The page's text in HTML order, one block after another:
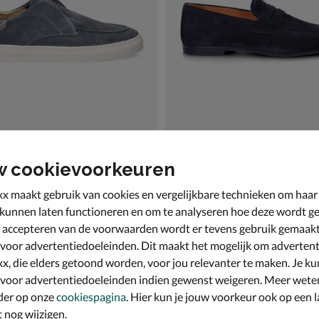
voor € 69,99
Nelson
€ 139,99
139,99
cookievoorkeuren
maakt gebruik van cookies en vergelijkbare technieken om
laten functioneren en om te analyseren hoe deze wordt
van de voorwaarden wordt er tevens gebruik
advertentiedoeleinden. Dit maakt het mogelijk om
die elders getoond worden, voor jou relevanter te maken. Je
advertentiedoeleinden indien gewenst weigeren. Meer
op onzecookiespagina . Hier kun je jouw voorkeur ook op een
wijzigen.